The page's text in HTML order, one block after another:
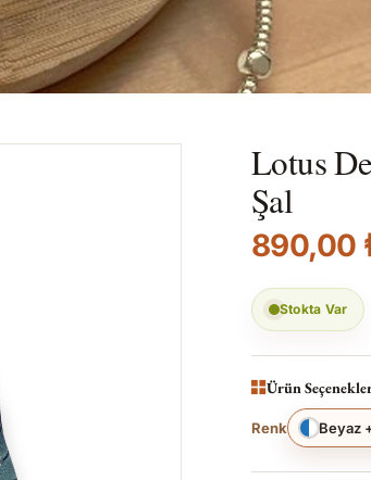
Lotus
Şal
890,00
Stokta Var
Ürün
Renk Beyaz